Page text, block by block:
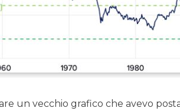
un vecchio grafico che avevo